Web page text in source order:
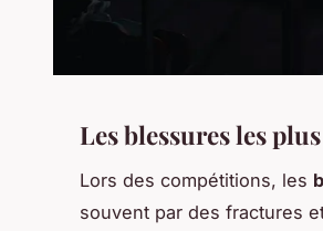
Les blessures les
Lors des compétitions, les
souvent par des fractures